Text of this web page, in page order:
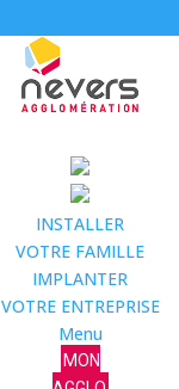
INSTALLER
VOTRE FAMILLE
IMPLANTER
VOTRE ENTREPRISE
Menu
MON